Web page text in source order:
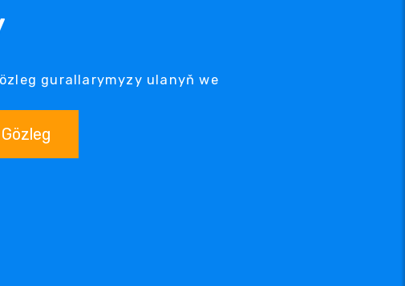
gurallarymyzy ulanyň we
Gözleg